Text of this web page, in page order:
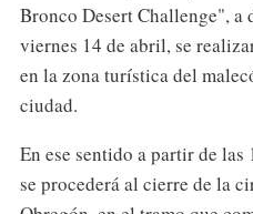
Bronco Desert Challenge", a
viernes 14 de abril, se
en la zona turística del
ciudad.
En ese sentido a partir de
se procederá al cierre de la